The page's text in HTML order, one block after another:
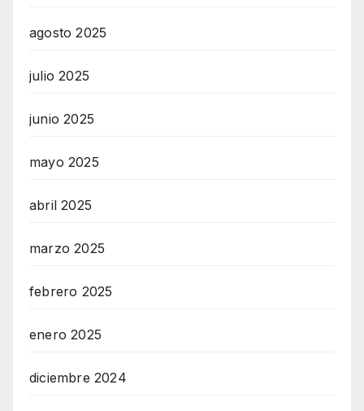
agosto 2025
julio 2025
junio 2025
mayo 2025
abril 2025
marzo 2025
febrero 2025
enero 2025
diciembre 2024